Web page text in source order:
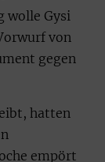
wolle Gysi
von
gegen
hatten
empört